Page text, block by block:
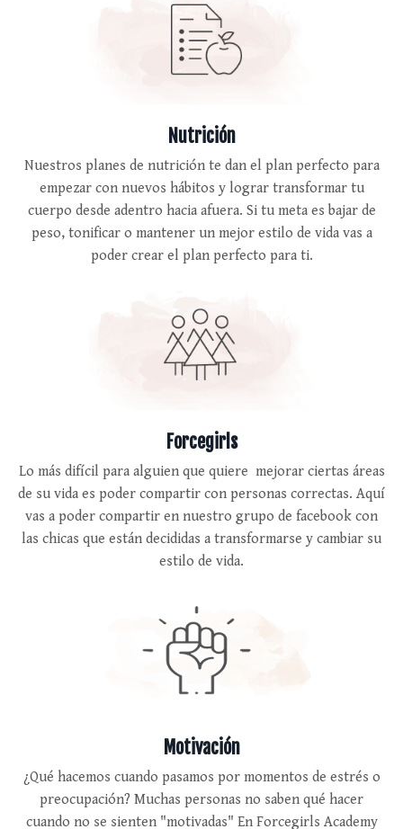
Nutrición
Nuestros planes de nutrición te dan el plan perfecto para
empezar con nuevos hábitos y lograr transformar tu
cuerpo desde adentro hacia afuera. Si tu meta es bajar de
peso, tonificar o mantener un mejor estilo de vida vas a
poder crear el plan perfecto para ti.
Forcegirls
Lo más difícil para alguien que quiere mejorar ciertas áreas
de su vida es poder compartir con personas correctas. Aquí
vas a poder compartir en nuestro grupo de facebook con
las chicas que están decididas a transformarse y cambiar su
estilo de vida.
Motivación
¿Qué hacemos cuando pasamos por momentos de estrés o
preocupación? Muchas personas no saben qué hacer
cuando no se sienten "motivadas" En Forcegirls Academy